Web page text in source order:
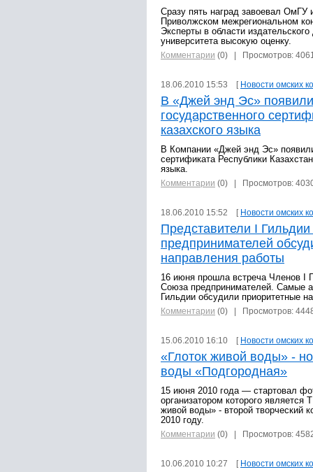
Сразу пять наград завоевал
Приволжском межрегиональном
Эксперты в области
университета высокую оценку.
Комментарии (0) | Просмотров:
18.06.2010 15:53 [ Новости омских
В «Джей энд Эс»
государственного
казахского языка
В Компании «Джей энд Эс»
сертификата Республики
языка.
Комментарии (0) | Просмотров:
18.06.2010 15:52 [ Новости омских
Представители I
предпринимателей
направления работы
16 июня прошла встреча Членов I
Союза предпринимателей. Самые
Гильдии обсудили приоритетные
Комментарии (0) | Просмотров:
15.06.2010 16:10 [ Новости омских
«Глоток живой воды» -
воды «Подгородная»
15 июня 2010 года — стартовал
организатором которого является
живой воды» - второй творческий
2010 году.
Комментарии (0) | Просмотров:
10.06.2010 10:27 [ Новости омских